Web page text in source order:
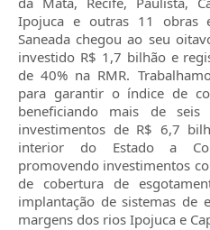
Ipojuca e outras 11 obras
Saneada chegou ao seu
investido R$ 1,7 bilhão e
de 40% na RMR.
para garantir o índice de
beneficiando mais de
investimentos de R$ 6,7
interior do Estado a
promovendo investimentos
de cobertura de
implantação de sistemas de
margens dos rios Ipojuca e